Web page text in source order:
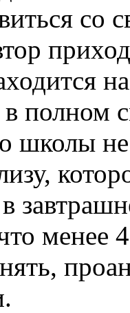
со
в полном
школы